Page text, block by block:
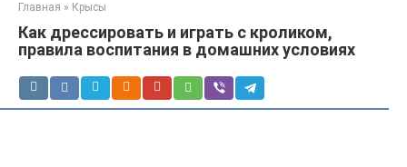
Главная » Крысы
Как дрессировать и играть с кроликом,
правила воспитания в домашних условиях